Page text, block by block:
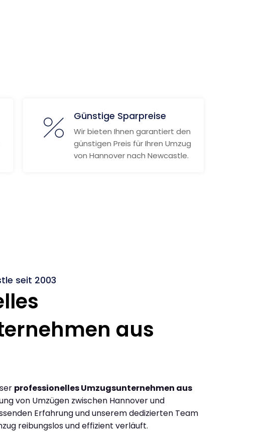
Günstige Sparpreise
Wir bieten Ihnen garantiert den
günstigen Preis für Ihren Umzug
von Hannover nach Newcastle.
seit 2003
aus
professionelles Umzugsunternehmen aus
von Umzügen zwischen Hannover und
Erfahrung und unserem dedizierten Team
reibungslos und effizient verläuft.